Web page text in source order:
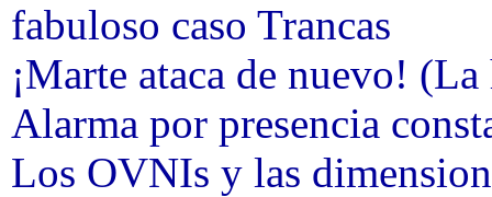
fabuloso caso Trancas
¡Marte ataca de nuevo! (La
Alarma por presencia
Los OVNIs y las